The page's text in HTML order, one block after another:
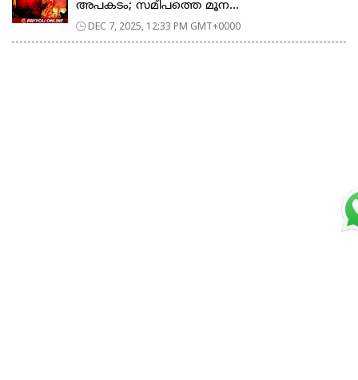
അപകടം; സമീപത്തെ മൂന...
DEC 7, 2025, 12:33 PM GMT+0000